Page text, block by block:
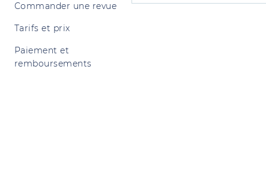
Commander une revue
Tarifs et prix
Paiement et
remboursements